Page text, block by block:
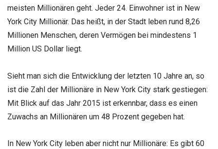
meisten Millionären geht. Jeder 24. Einwohner ist in New
York City Millionär. Das heißt, in der Stadt leben rund 8,26
Millionen Menschen, deren Vermögen bei mindestens 1
Million US Dollar liegt.
Sieht man sich die Entwicklung der letzten 10 Jahre an, so
ist die Zahl der Millionäre in New York City stark gestiegen:
Mit Blick auf das Jahr 2015 ist erkennbar, dass es einen
Zuwachs an Millionären um 48 Prozent gegeben hat.
In New York City leben aber nicht nur Millionäre: Es gibt 60